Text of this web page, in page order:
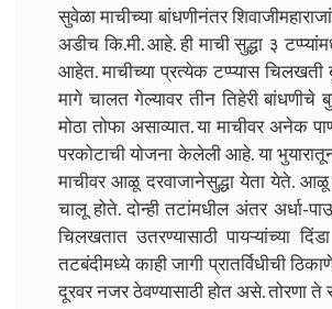
सुवेळा माचीच्या बांधणीनंतर
अडीच कि.मी. आहे. ही माची सुद्धा ३
आहेत. माचीच्या प्रत्येक टप्प्यास
मागे चालत गेल्यावर तीन तिहेरी बांधणीचे
मोठा तोफा असाव्यात. या माचीवर अनेक
परकोटाची योजना केलेली आहे. या
माचीवर आळू दरवाजानेसुद्धा येता येते.
चालू होते. दोन्ही तटांमधील अंतर
चिलखतात उतरण्यासाठी पायऱ्यांच्या
तटबंदीमध्ये काही जागी प्रातर्विधीची
दूरवर नजर ठेवण्यासाठी होत असे. तोरणा